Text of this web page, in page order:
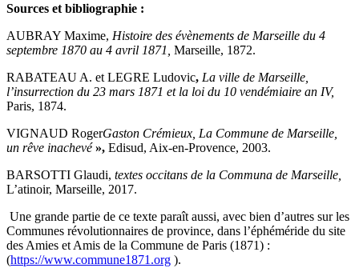
Sources et bibliographie :
AUBRAY Maxime, Histoire des évènements de Marseille du 4
septembre 1870 au 4 avril 1871, Marseille, 1872.
RABATEAU A. et LEGRE Ludovic, La ville de Marseille,
l’insurrection du 23 mars 1871 et la loi du 10 vendémiaire an IV,
Paris, 1874.
VIGNAUD RogerGaston Crémieux, La Commune de Marseille,
un rêve inachevé», Edisud, Aix-en-Provence, 2003.
BARSOTTI Glaudi, textes occitans de la Communa de Marseille,
L’atinoir, Marseille, 2017.
Une grande partie de ce texte paraît aussi, avec bien d’autres sur les
Communes révolutionnaires de province, dans l’éphéméride du site
des Amies et Amis de la Commune de Paris (1871) :
(https://www.commune1871.org ).